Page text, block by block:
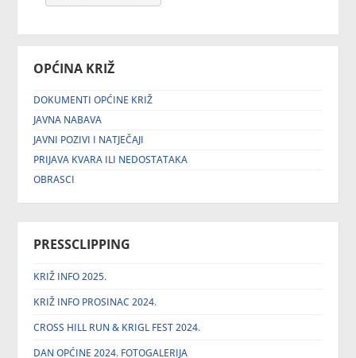
OPĆINA KRIŽ
DOKUMENTI OPĆINE KRIŽ
JAVNA NABAVA
JAVNI POZIVI I NATJEČAJI
PRIJAVA KVARA ILI NEDOSTATAKA
OBRASCI
PRESSCLIPPING
KRIŽ INFO 2025.
KRIŽ INFO PROSINAC 2024.
CROSS HILL RUN & KRIGL FEST 2024.
DAN OPĆINE 2024. FOTOGALERIJA